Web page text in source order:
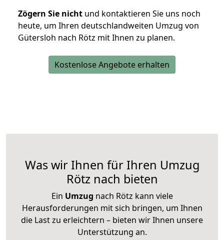
Zögern Sie nicht und kontaktieren Sie uns noch
heute, um Ihren deutschlandweiten Umzug von
Gütersloh nach Rötz mit Ihnen zu planen.
Kostenlose Angebote erhalten
Was wir Ihnen für Ihren Umzug
Rötz nach bieten
Ein Umzug nach Rötz kann viele
Herausforderungen mit sich bringen, um Ihnen
die Last zu erleichtern – bieten wir Ihnen unsere
Unterstützung an.